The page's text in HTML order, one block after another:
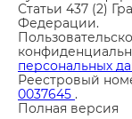
Статьи 437 (2)
Федерации.
персональных
Реестровый
0037645 .
Полная версия